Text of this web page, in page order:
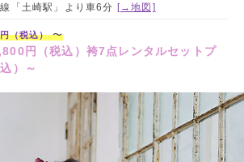
「土崎駅」より車6分 [→地図]
円（税込）〜
円（税込）袴7点レンタルセットプ
込）～